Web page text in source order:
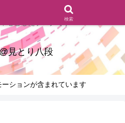
取ったあらすじレビュー(復習ネタ
心としたブログです
見とり八段
ションが含まれています
検索